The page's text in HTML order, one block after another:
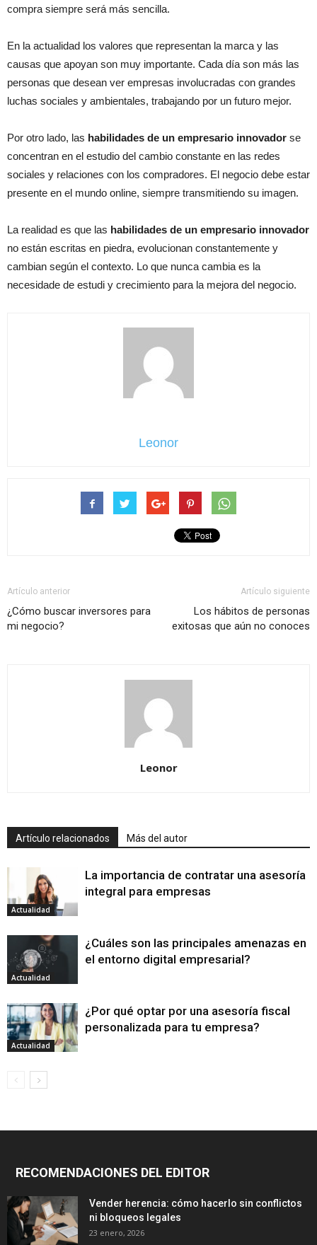
compra siempre será más sencilla.
En la actualidad los valores que representan la marca y las
causas que apoyan son muy importante. Cada día son más las
personas que desean ver empresas involucradas con grandes
luchas sociales y ambientales, trabajando por un futuro mejor.
Por otro lado, las habilidades de un empresario innovador se
concentran en el estudio del cambio constante en las redes
sociales y relaciones con los compradores. El negocio debe estar
presente en el mundo online, siempre transmitiendo su imagen.
La realidad es que las habilidades de un empresario innovador
no están escritas en piedra, evolucionan constantemente y
cambian según el contexto. Lo que nunca cambia es la
necesidade de estudi y crecimiento para la mejora del negocio.
Leonor
Artículo anterior
¿Cómo buscar inversores para
mi negocio?
Artículo siguiente
Los hábitos de personas
exitosas que aún no conoces
Leonor
Artículo relacionados Más del autor
Actualidad
La importancia de contratar una asesoría
integral para empresas
Actualidad
¿Cuáles son las principales amenazas en
el entorno digital empresarial?
Actualidad
¿Por qué optar por una asesoría fiscal
personalizada para tu empresa?
RECOMENDACIONES DEL EDITOR
Vender herencia: cómo hacerlo sin conflictos
ni bloqueos legales
23 enero, 2026